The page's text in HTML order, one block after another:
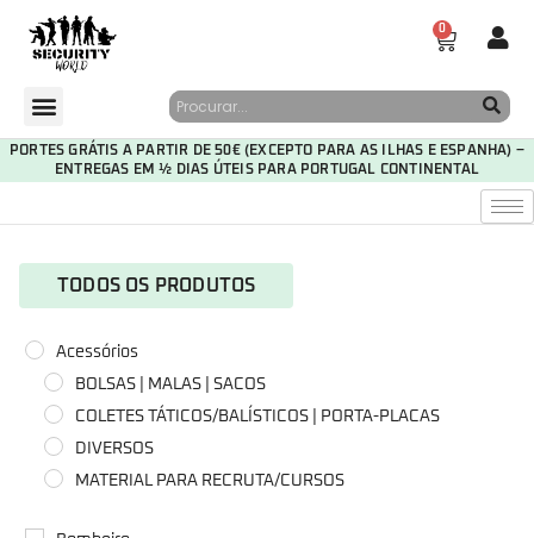
0
PORTES GRÁTIS A PARTIR DE 50€ (EXCEPTO PARA AS ILHAS E ESPANHA) –
ENTREGAS EM ½ DIAS ÚTEIS PARA PORTUGAL CONTINENTAL
TODOS OS PRODUTOS
Acessórios
BOLSAS | MALAS | SACOS
COLETES TÁTICOS/BALÍSTICOS | PORTA-PLACAS
DIVERSOS
MATERIAL PARA RECRUTA/CURSOS